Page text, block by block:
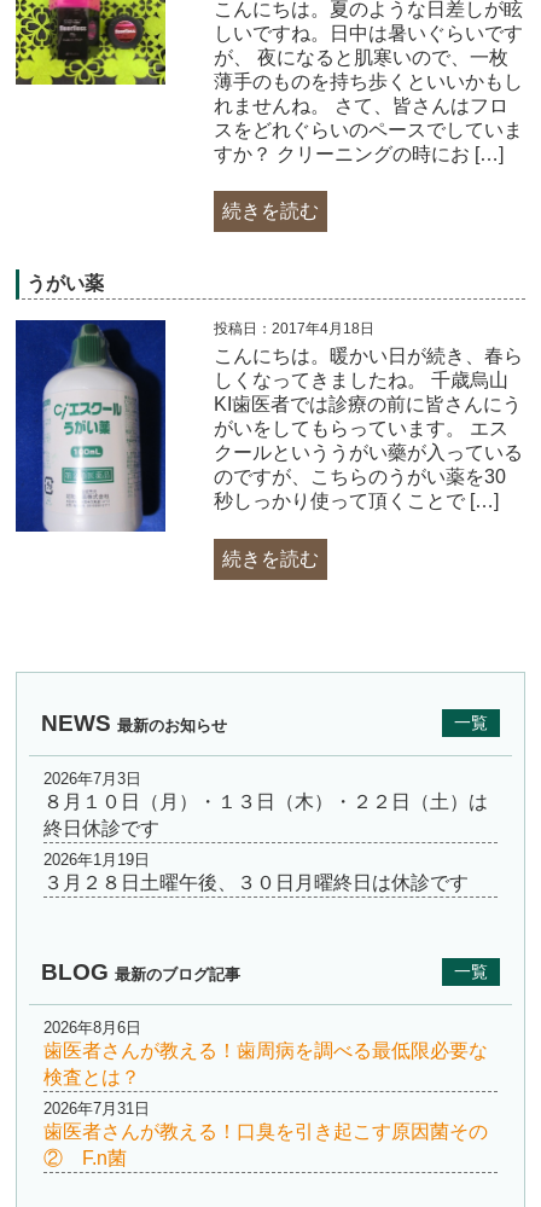
こんにちは。夏のような日差しが眩
しいですね。日中は暑いぐらいです
が、 夜になると肌寒いので、一枚
薄手のものを持ち歩くといいかもし
れませんね。 さて、皆さんはフロ
スをどれぐらいのペースでしていま
すか？ クリーニングの時にお […]
続きを読む
うがい薬
投稿日：2017年4月18日
こんにちは。暖かい日が続き、春ら
しくなってきましたね。 千歳烏山
KI歯医者では診療の前に皆さんにう
がいをしてもらっています。 エス
クールといううがい藥が入っている
のですが、こちらのうがい薬を30
秒しっかり使って頂くことで […]
続きを読む
NEWS 最新のお知らせ 一覧
2026年7月3日
８月１０日（月）・１３日（木）・２２日（土）は
終日休診です
2026年1月19日
３月２８日土曜午後、３０日月曜終日は休診です
BLOG 最新のブログ記事 一覧
2026年8月6日
歯医者さんが教える！歯周病を調べる最低限必要な
検査とは？
2026年7月31日
歯医者さんが教える！口臭を引き起こす原因菌その
② F.n菌